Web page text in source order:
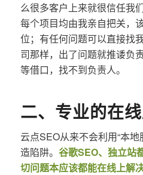
么很多客户上来就很信任我
每个项目均由我亲自把关，
位；有任何问题可以直接找
司那样，出了问题就推诿负
等借口，找不到负责人。
二、专业的在
云点SEO从来不会利用“本地
造陷阱。 谷歌SEO、独立站
切问题本应该都能在线上解